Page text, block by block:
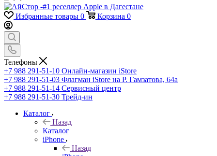
Избранные товары 0 Корзина 0
Телефоны
+7 988 291-51-10 Онлайн-магазин iStore
+7 988 291-51-03 Флагман iStore на Р. Гамзатова, 64а
+7 988 291-51-14 Сервисный центр
+7 988 291-51-30 Трейд-ин
Каталог
Назад
Каталог
iPhone
Назад